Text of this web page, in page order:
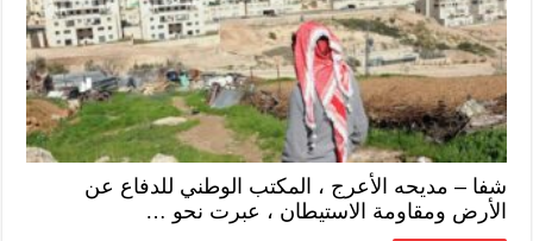
شفا – مديحه الأعرج ، المكتب الوطني للدفاع عن
الأرض ومقاومة الاستيطان ، عبرت نحو …